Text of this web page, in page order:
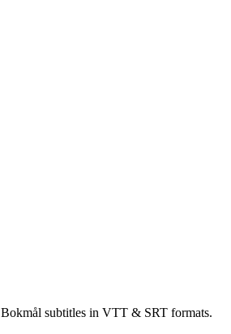
subtitles in VTT & SRT formats.